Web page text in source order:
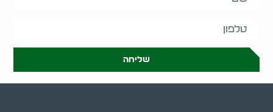
שליחה